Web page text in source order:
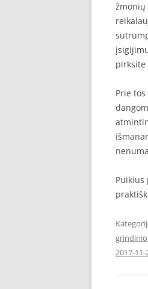
žmonių
pirksite
Prie
2017-11-